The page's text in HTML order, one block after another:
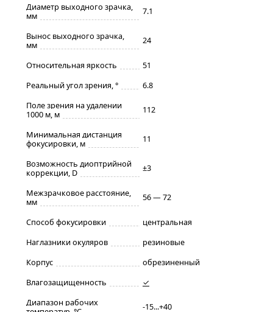
Диаметр выходного зрачка,
мм
7.1
Вынос выходного зрачка,
мм
24
Относительная яркость
51
Реальный угол зрения, °
6.8
Поле зрения на удалении
1000 м, м
112
Минимальная дистанция
фокусировки, м
11
Возможность диоптрийной
коррекции, D
±3
Межзрачковое расстояние,
мм
56 — 72
Способ фокусировки
центральная
Наглазники окуляров
резиновые
Корпус
обрезиненный
Влагозащищенность
✓
Диапазон рабочих
-15...+40